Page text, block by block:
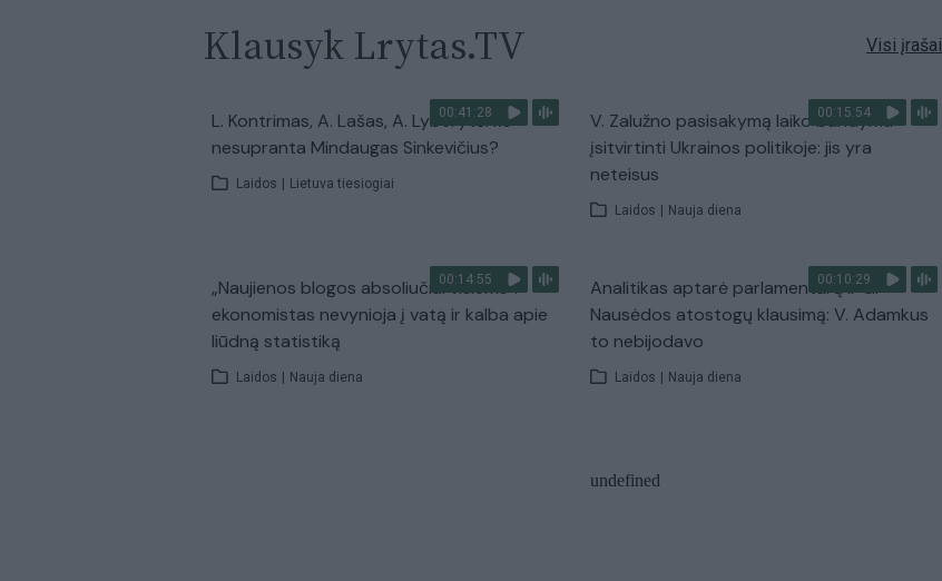
Klausyk Lrytas.TV Visi įrašai
00:41:28
L. Kontrimas, A. Lašas, A. Lyberytė: ko
nesupranta Mindaugas Sinkevičius?
Laidos | Lietuva tiesiogiai
00:15:54
V. Zalužno pasisakymą laiko bandymu
įsitvirtinti Ukrainos politikoje: jis yra
neteisus
Laidos | Nauja diena
00:14:55
„Naujienos blogos absoliučiai visiems“:
ekonomistas nevynioja į vatą ir kalba apie
liūdną statistiką
Laidos | Nauja diena
00:10:29
Analitikas aptarė parlamentarų ir G.
Nausėdos atostogų klausimą: V. Adamkus
to nebijodavo
Laidos | Nauja diena